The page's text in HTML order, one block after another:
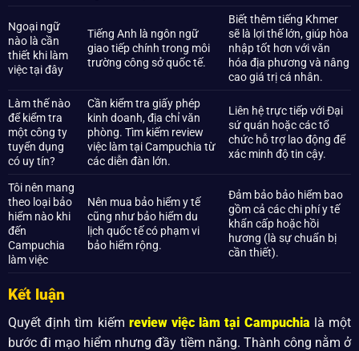
Ngoại ngữ
nào là cần
thiết khi làm
việc tại đây
Tiếng Anh là ngôn ngữ
giao tiếp chính trong môi
trường công sở quốc tế.
Biết thêm tiếng Khmer
sẽ là lợi thế lớn, giúp hòa
nhập tốt hơn với văn
hóa địa phương và nâng
cao giá trị cá nhân.
Làm thế nào
để kiểm tra
một công ty
tuyển dụng
có uy tín?
Cần kiểm tra giấy phép
kinh doanh, địa chỉ văn
phòng. Tìm kiếm review
việc làm tại Campuchia từ
các diễn đàn lớn.
Liên hệ trực tiếp với Đại
sứ quán hoặc các tổ
chức hỗ trợ lao động để
xác minh độ tin cậy.
Tôi nên mang
theo loại bảo
hiểm nào khi
đến
Campuchia
làm việc
Nên mua bảo hiểm y tế
cũng như bảo hiểm du
lịch quốc tế có phạm vi
bảo hiểm rộng.
Đảm bảo bảo hiểm bao
gồm cả các chi phí y tế
khẩn cấp hoặc hồi
hương (là sự chuẩn bị
cần thiết).
Kết luận
Quyết định tìm kiếm review việc làm tại Campuchia là một
bước đi mạo hiểm nhưng đầy tiềm năng. Thành công nằm ở